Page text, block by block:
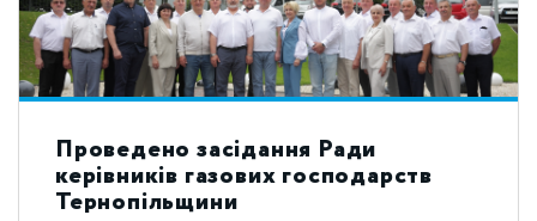
Проведено засідання Ради
керівників газових господарств
Тернопільщини